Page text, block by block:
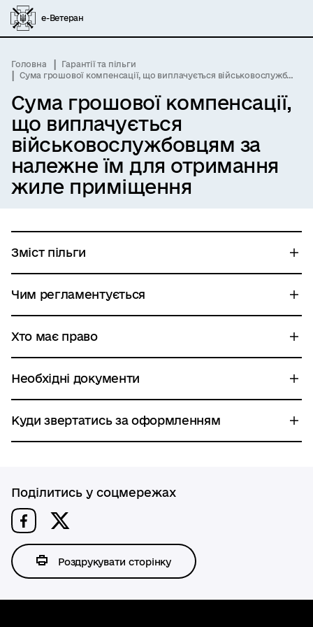
е-Ветеран
Головна
Гарантії та пільги
Сума грошової компенсації, що виплачується військовослужбовцям за належне їм для отримання жиле приміщення
Сума грошової компенсації,
що виплачується
військовослужбовцям за
належне їм для отримання
жиле приміщення
Зміст пільги
Чим регламентується
Хто має право
Необхідні документи
Куди звертатись за оформленням
Поділитись у соцмережах
Роздрукувати сторінку